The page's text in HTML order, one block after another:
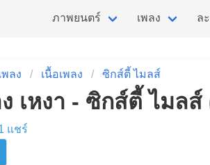
ภาพยนตร์ เพลง ล
พลง เนื้อเพลง ซิกส์ตี้ ไมลส์
ง เหงา - ซิกส์ตี้ ไมล
แชร์